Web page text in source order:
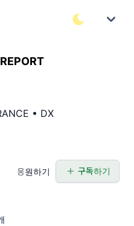
• DX
응원하기 구독하기